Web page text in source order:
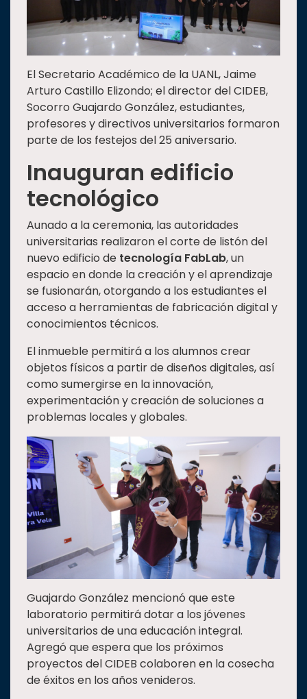
El Secretario Académico de la UANL, Jaime
Arturo Castillo Elizondo; el director del CIDEB,
Socorro Guajardo González, estudiantes,
profesores y directivos universitarios formaron
parte de los festejos del 25 aniversario.
Inauguran edificio
tecnológico
Aunado a la ceremonia, las autoridades
universitarias realizaron el corte de listón del
nuevo edificio de tecnología FabLab, un
espacio en donde la creación y el aprendizaje
se fusionarán, otorgando a los estudiantes el
acceso a herramientas de fabricación digital y
conocimientos técnicos.
El inmueble permitirá a los alumnos crear
objetos físicos a partir de diseños digitales, así
como sumergirse en la innovación,
experimentación y creación de soluciones a
problemas locales y globales.
Guajardo González mencionó que este
laboratorio permitirá dotar a los jóvenes
universitarios de una educación integral.
Agregó que espera que los próximos
proyectos del CIDEB colaboren en la cosecha
de éxitos en los años venideros.